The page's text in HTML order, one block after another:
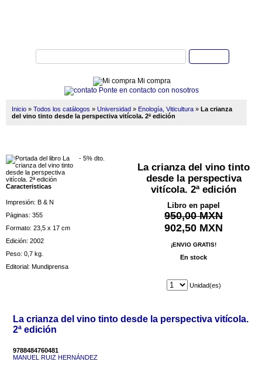
Mi compra
Ponte en contacto con nosotros
Inicio » Todos los catálogos » Universidad » Enología, Viticultura » La crianza
del vino tinto desde la perspectiva vitícola. 2ª edición
- 5% dto.
La crianza del vino tinto
desde la perspectiva
vitícola. 2ª edición
Libro en papel
950,00 MXN
902,50 MXN
¡ENVIO GRATIS!
En stock
Unidad(es)
Caracteristicas
Impresión: B & N
Páginas: 355
Formato: 23,5 x 17 cm
Edición: 2002
Peso: 0,7 kg.
Editorial: Mundiprensa
La crianza del vino tinto desde la perspectiva vitícola.
2ª edición
9788484760481
MANUEL RUIZ HERNÁNDEZ